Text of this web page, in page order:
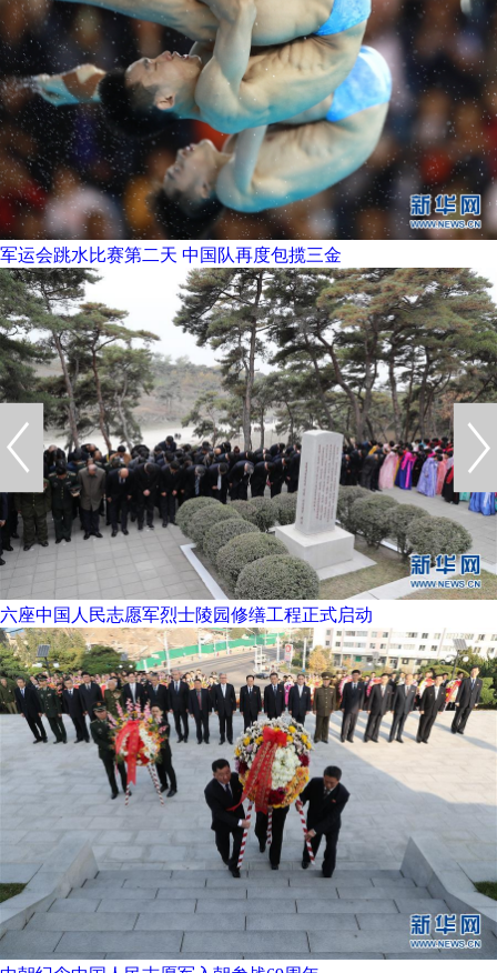
军运会跳水比赛第二天 中国队再度包揽三金
六座中国人民志愿军烈士陵园修缮工程正式启动
版权所有